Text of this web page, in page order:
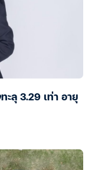
ลุ 3.29 เท่า อายุ